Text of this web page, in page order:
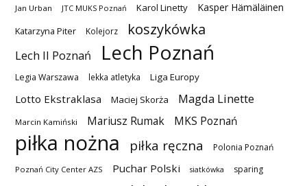
Jan Urban JTC MUKS Poznań Karol Linetty Kasper Hämäläinen
Katarzyna Piter Kolejorz koszykówka
Lech II Poznań Lech Poznań
Legia Warszawa lekka atletyka Liga Europy
Lotto Ekstraklasa Maciej Skorża Magda Linette
Marcin Kamiński Mariusz Rumak MKS Poznań
piłka nożna piłka ręczna Polonia Poznań
Poznań City Center AZS Puchar Polski siatkówka sparing